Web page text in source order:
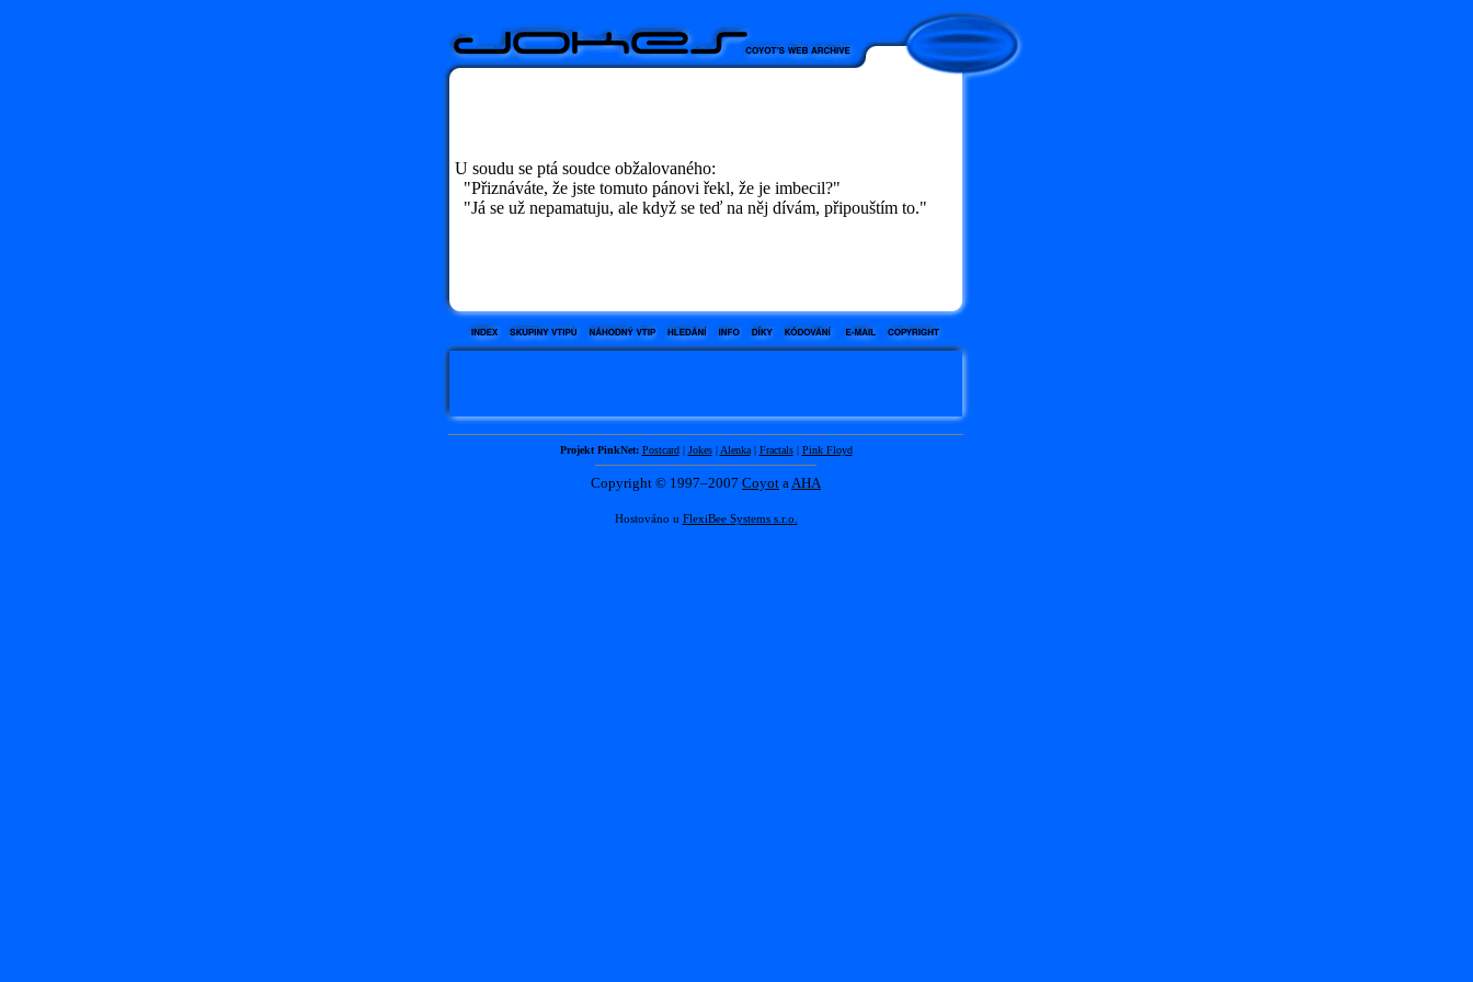
U soudu se ptá soudce obžalovaného:
"Přiznáváte, že jste tomuto pánovi řekl, že je imbecil?"
"Já se už nepamatuju, ale když se teď na něj dívám, připouštím to."
Projekt PinkNet: Postcard| Jokes| Alenka| Fractals| Pink Floyd
Copyright © 1997–2007 Coyot aAHA
Hostováno u FlexiBee Systems s.r.o.